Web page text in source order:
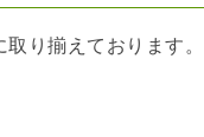
り揃えております。